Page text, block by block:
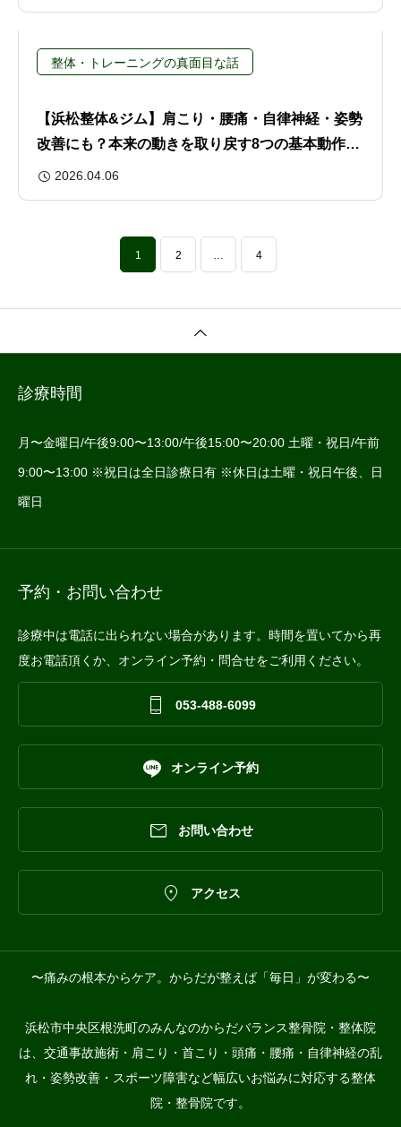
整体・トレーニングの真面目な話
【浜松整体&ジム】肩こり・腰痛・自律神経・姿勢
改善にも？本来の動きを取り戻す8つの基本動作と
その重要性
2026.04.06
1 2 … 4
診療時間
月〜金曜日/午後9:00〜13:00/午後15:00〜20:00 土曜・祝日/午前
9:00〜13:00 ※祝日は全日診療日有 ※休日は土曜・祝日午後、日
曜日
予約・お問い合わせ
診療中は電話に出られない場合があります。時間を置いてから再
度お電話頂くか、オンライン予約・問合せをご利用ください。
 053-488-6099
 オンライン予約
 お問い合わせ
 アクセス
〜痛みの根本からケア。からだが整えば「毎日」が変わる〜
浜松市中央区根洗町のみんなのからだバランス整骨院・整体院
は、交通事故施術・肩こり・首こり・頭痛・腰痛・自律神経の乱
れ・姿勢改善・スポーツ障害など幅広いお悩みに対応する整体
院・整骨院です。